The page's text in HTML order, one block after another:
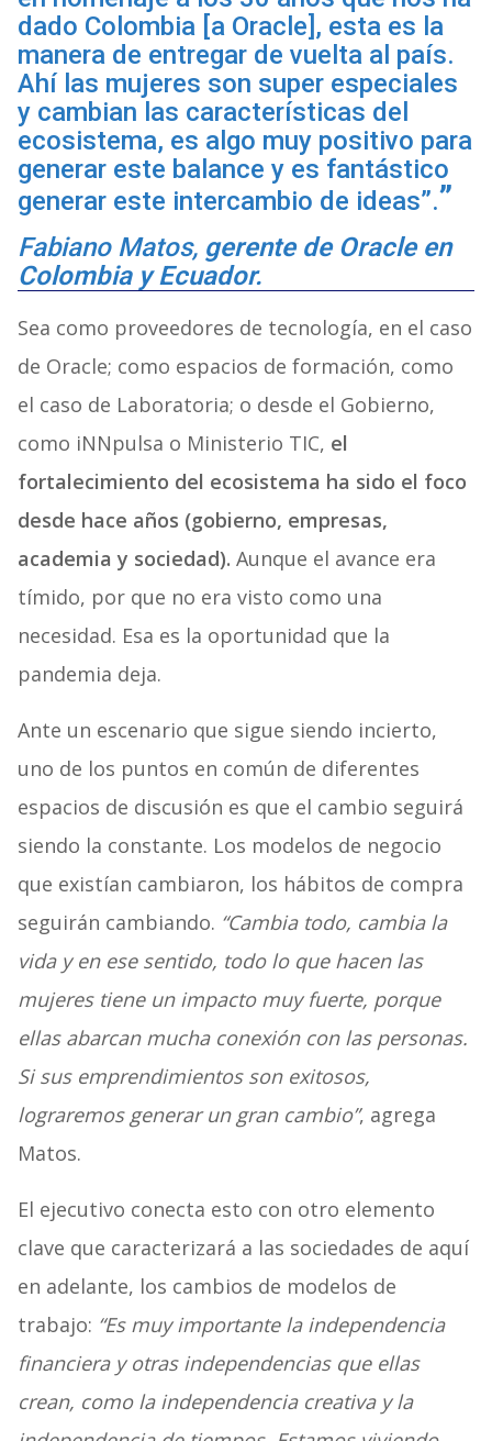
dado Colombia [a Oracle], esta es la
manera de entregar de vuelta al país.
Ahí las mujeres son super especiales
y cambian las características del
ecosistema, es algo muy positivo para
generar este balance y es fantástico
generar este intercambio de ideas”.
Fabiano Matos, gerente de Oracle en
Colombia y Ecuador.
Sea como proveedores de tecnología, en el caso
de Oracle; como espacios de formación, como
el caso de Laboratoria; o desde el Gobierno,
como iNNpulsa o Ministerio TIC, el
fortalecimiento del ecosistema ha sido el foco
desde hace años (gobierno, empresas,
academia y sociedad). Aunque el avance era
tímido, por que no era visto como una
necesidad. Esa es la oportunidad que la
pandemia deja.
Ante un escenario que sigue siendo incierto,
uno de los puntos en común de diferentes
espacios de discusión es que el cambio seguirá
siendo la constante. Los modelos de negocio
que existían cambiaron, los hábitos de compra
seguirán cambiando. “Cambia todo, cambia la
vida y en ese sentido, todo lo que hacen las
mujeres tiene un impacto muy fuerte, porque
ellas abarcan mucha conexión con las personas.
Si sus emprendimientos son exitosos,
lograremos generar un gran cambio”, agrega
Matos.
El ejecutivo conecta esto con otro elemento
clave que caracterizará a las sociedades de aquí
en adelante, los cambios de modelos de
trabajo: “Es muy importante la independencia
financiera y otras independencias que ellas
crean, como la independencia creativa y la